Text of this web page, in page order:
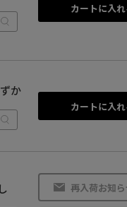
カートに入
か
カートに入
再入荷お知